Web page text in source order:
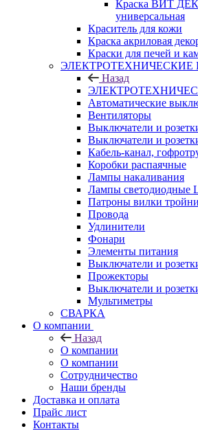
Краска ВИТ
универсальная
Краситель для кожи
Краска акриловая
Краски для печей и
ЭЛЕКТРОТЕХНИЧЕСКИЕ
Назад
Автоматические
Вентиляторы
Выключатели и
Выключатели и
Кабель-канал,
Коробки распаячные
Лампы накаливания
Лампы светодиодные
Патроны вилки
Провода
Удлинители
Фонари
Элементы питания
Выключатели и
Прожекторы
Выключатели и
Мультиметры
СВАРКА
О компании
Назад
О компании
О компании
Сотрудничество
Наши бренды
Доставка и оплата
Прайс лист
Контакты